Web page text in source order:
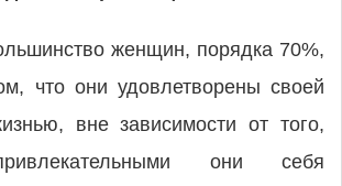
женщин, порядка 70%,
что они удовлетворены своей
вне зависимости от того,
они себя